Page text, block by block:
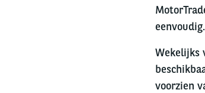
eenvoudig.
Wekelijks
voorzien